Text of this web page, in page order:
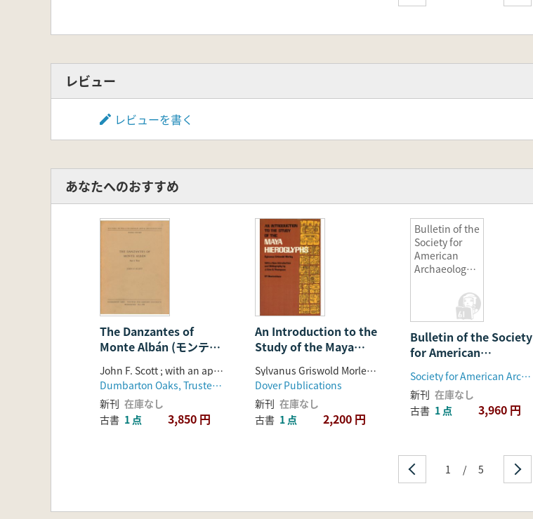
発掘調査)
レビュー
レビューを書く
あなたへのおすすめ
The Danzantes of
Monte Albán (モンテ・
アルバンの踊り手たち)2
冊組
John F. Scott ; with an appendix by W.P. Hewitt
Dumbarton Oaks, Trustees for Harvard University
新刊 在庫なし
古書 1 点 3,850 円
An Introduction to the
Study of the Maya
Hieroglyphs(マヤ文字
研究入門)
Sylvanus Griswold Morley ; with a new introd. and bibliography by J. Eric S. Thompson
Dover Publications
新刊 在庫なし
古書 1 点 2,200 円
Bulletin of the
Society for
American
Archaeology(
学協会会報) 6
Bulletin of the Society
for American
Archaeology(アメリカ
考古学協会会報) 6冊セ
ット
Society for American Archaeology
新刊 在庫なし
古書 1 点 3,960 円
1 / 5